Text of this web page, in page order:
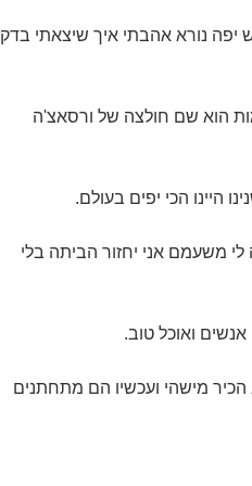
יפה נורא אהבתי איך שיצאתי
הוא שם חולצה של ורסאצ'ה
היינו הכי יפים בעולם.
לי משעמם אני יחזור הביתה בלי
ואוכל טוב.
מישהי ועכשיו הם מתחתנים